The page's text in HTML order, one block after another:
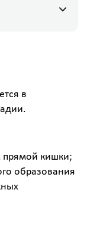
в
прямой кишки;
образования